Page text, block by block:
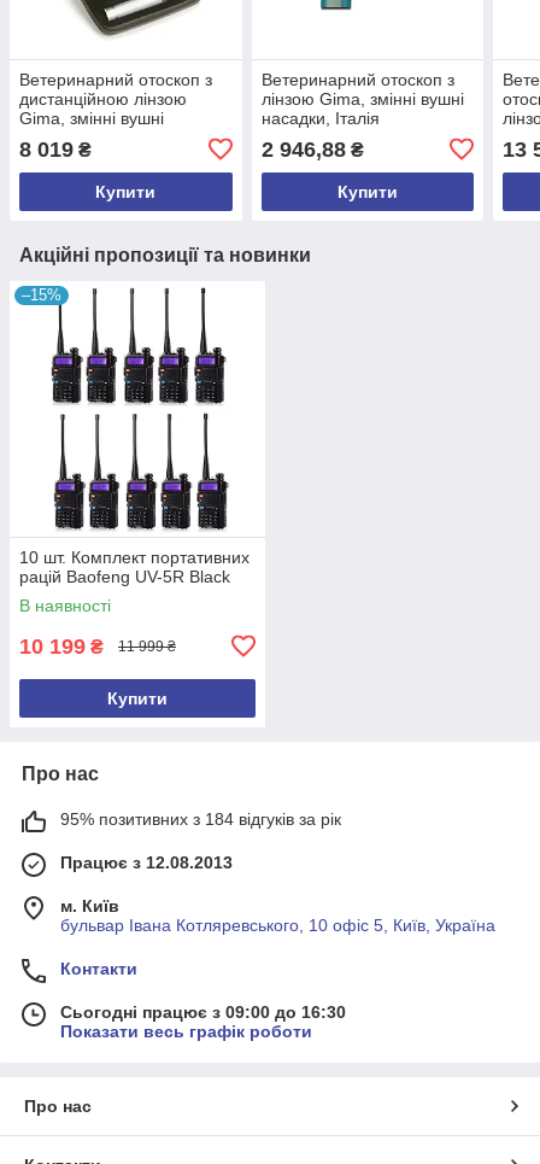
Ветеринарний отоскоп з
дистанційною лінзою
Gima, змінні вушні
8 019 ₴
Купити
Ветеринарний отоскоп з
лінзою Gima, змінні вушні
насадки, Італія
2 946,88₴
Купити
13
Акційні пропозиції та новинки
–15%
10 шт. Комплект портативних
рацій Baofeng UV-5R Black
В наявності
10 199 ₴ 11 999 ₴
Купити
Про нас
95% позитивних з 184 відгуків за рік
Працює з 12.08.2013
м. Київ
бульвар Івана Котляревського, 10 офіс 5, Київ, Україна
Контакти
Сьогодні працює з 09:00 до 16:30
Показати весь графік роботи
Про нас